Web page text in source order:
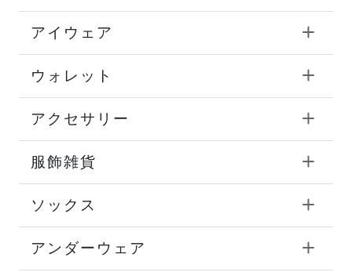
アイウェア
ウォレット
アクセサリー
服飾雑貨
ソックス
アンダーウェア